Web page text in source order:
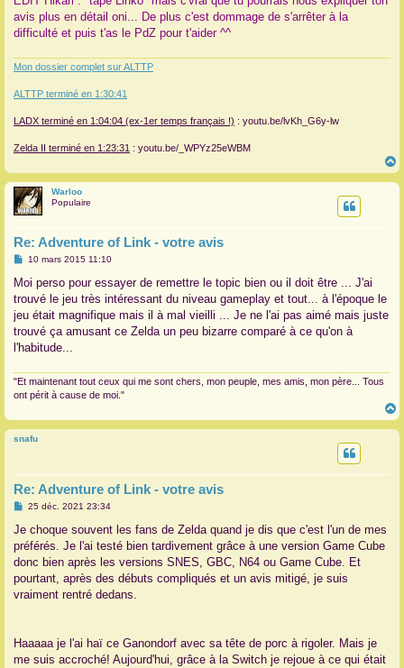
avis plus en détail oni... De plus c'est dommage de s'arrêter à la
difficulté et puis t'as le PdZ pour t'aider ^^
Mon dossier complet sur ALTTP
ALTTP terminé en 1:30:41
LADX terminé en 1:04:04 (ex-1er temps français !) : youtu.be/lvKh_G6y-lw
Zelda II terminé en 1:23:31 : youtu.be/_WPYz25eWBM
a
u
Warloo
Populaire
Re: Adventure of Link - votre avis
M
s
a
g
10 mars 2015 11:10
Moi perso pour essayer de remettre le topic bien ou il doit être ... J'ai
trouvé le jeu très intéressant du niveau gameplay et tout... à l'époque le
jeu était magnifique mais il à mal vieilli ... Je ne l'ai pas aimé mais juste
trouvé ça amusant ce Zelda un peu bizarre comparé à ce qu'on à
l'habitude...
"Et maintenant tout ceux qui me sont chers, mon peuple, mes amis, mon père... Tous
ont périt à cause de moi."
a
u
snafu
Re: Adventure of Link - votre avis
M
s
a
g
25 déc. 2021 23:34
Je choque souvent les fans de Zelda quand je dis que c'est l'un de mes
préférés. Je l'ai testé bien tardivement grâce à une version Game Cube
donc bien après les versions SNES, GBC, N64 ou Game Cube. Et
pourtant, après des débuts compliqués et un avis mitigé, je suis
vraiment rentré dedans.
Haaaaa je l'ai haï ce Ganondorf avec sa tête de porc à rigoler. Mais je
me suis accroché! Aujourd'hui, grâce à la Switch je rejoue à ce qui était